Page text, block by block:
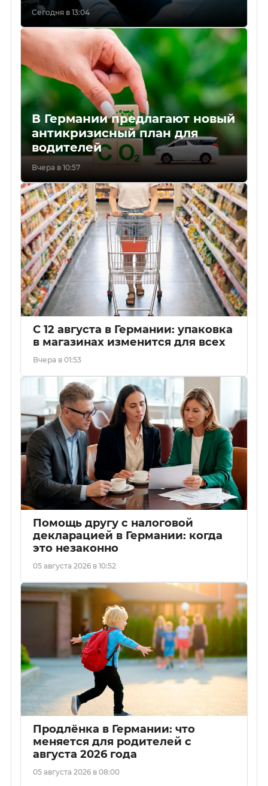
Сегодня в 13:04
В Германии предлагают новый
антикризисный план для
водителей
Вчера в 10:57
С 12 августа в Германии: упаковка
в магазинах изменится для всех
Вчера в 01:53
Помощь другу с налоговой
декларацией в Германии: когда
это незаконно
05 августа 2026 в 10:52
Продлёнка в Германии: что
меняется для родителей с
августа 2026 года
05 августа 2026 в 08:00